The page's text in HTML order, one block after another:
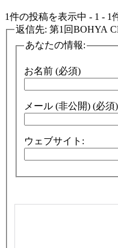
1件の投稿を表示中 - 1 - 1
返信先: 第1回BOHYA
あなたの情報:
お名前 (必須)
メール (非公開) (必須
ウェブサイト: